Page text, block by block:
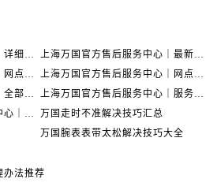
上海万国官方售后服务中心｜详细地址与售后电话权威信息公示（2026年6月最新）
上海万国官方售后服务中心｜最新电话及地址权威信息公示（2026年6月最新）
上海万国官方售后服务中心｜网点地址及热线权威信息公示（2026年6月最新）
上海万国官方售后服务中心｜网点地址与服务热线权威信息公示（2026年6月最新）
上海万国官方售后服务中心｜全部网点地址电话权威信息公示（2026年6月最新）
上海万国官方售后服务中心｜服务热线及办公地址权威信息公示（2026年6月最新）
亲身探访万国上海官方售后中心｜地址报修全流程真实经历（2026年6月最新）
万国走时不准解决技巧汇总
万国腕表表带太松解决技巧大全
办法推荐